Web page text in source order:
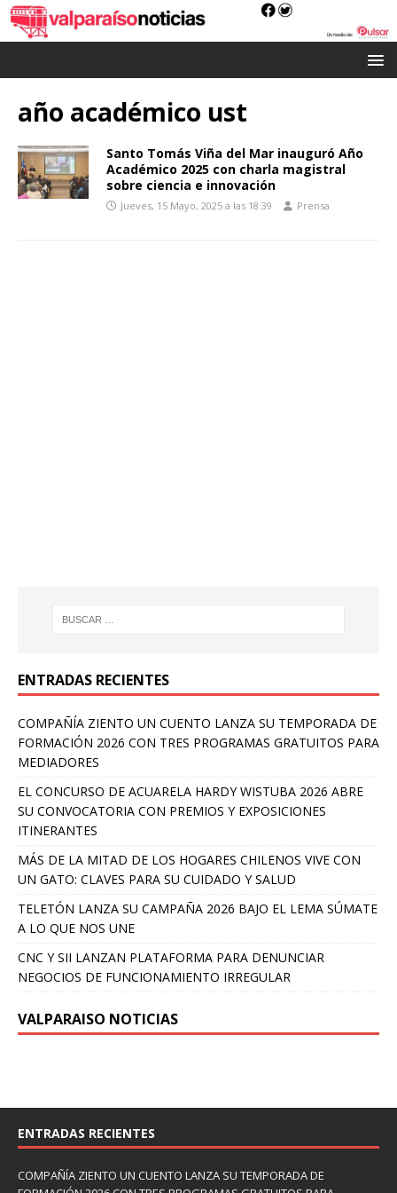
año académico ust
Santo Tomás Viña del Mar inauguró Año
Académico 2025 con charla magistral
sobre ciencia e innovación
Jueves, 15 Mayo, 2025 a las 18:39 Prensa
ENTRADAS RECIENTES
COMPAÑÍA ZIENTO UN CUENTO LANZA SU TEMPORADA DE
FORMACIÓN 2026 CON TRES PROGRAMAS GRATUITOS PARA
MEDIADORES
EL CONCURSO DE ACUARELA HARDY WISTUBA 2026 ABRE
SU CONVOCATORIA CON PREMIOS Y EXPOSICIONES
ITINERANTES
MÁS DE LA MITAD DE LOS HOGARES CHILENOS VIVE CON
UN GATO: CLAVES PARA SU CUIDADO Y SALUD
TELETÓN LANZA SU CAMPAÑA 2026 BAJO EL LEMA SÚMATE
A LO QUE NOS UNE
CNC Y SII LANZAN PLATAFORMA PARA DENUNCIAR
NEGOCIOS DE FUNCIONAMIENTO IRREGULAR
VALPARAISO NOTICIAS
ENTRADAS RECIENTES
COMPAÑÍA ZIENTO UN CUENTO LANZA SU TEMPORADA DE